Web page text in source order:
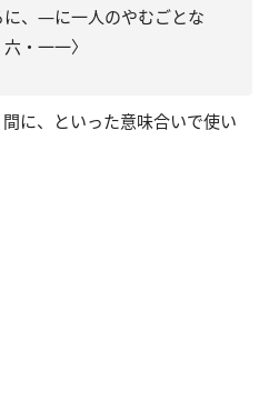
に、―に一人のやむごとな
・一一〉
に、といった意味合いで使い